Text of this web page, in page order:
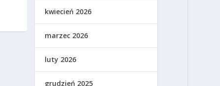
kwiecień 2026
marzec 2026
luty 2026
grudzień 2025